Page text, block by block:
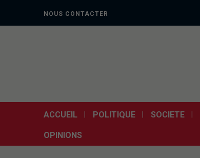
NOUS CONTACTER
ACCUEIL POLITIQUE SOCIETE
OPINIONS